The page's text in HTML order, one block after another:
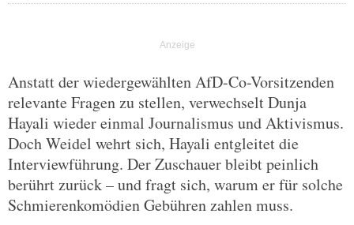
Anstatt der wiedergewählten AfD-Co-Vorsitzenden
relevante Fragen zu stellen, verwechselt Dunja
Hayali wieder einmal Journalismus und Aktivismus.
Doch Weidel wehrt sich, Hayali entgleitet die
Interviewführung. Der Zuschauer bleibt peinlich
berührt zurück – und fragt sich, warum er für solche
Schmierenkomödien Gebühren zahlen muss.